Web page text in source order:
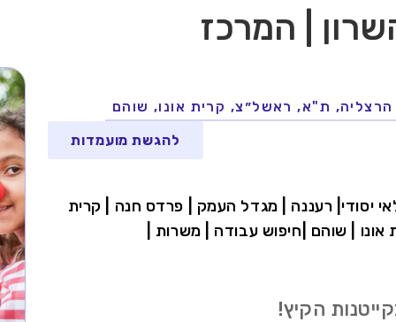
| המרכז
ת"א, ראשל״צ, קרית אונו, שוהם
להגשת מועמדות
יסודי| רעננה | מגדל העמק | פרדס חנה | קרית
אונו | שוהם |חיפוש עבודה | משרות |
הקיץ!